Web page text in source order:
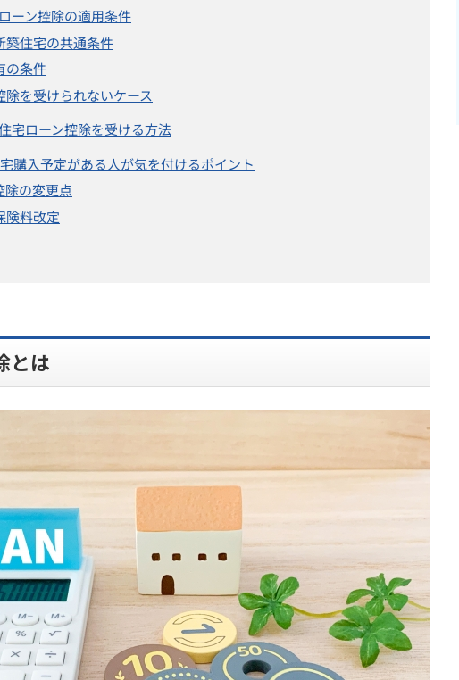
ーン控除の適用条件
築住宅の共通条件
の条件
除を受けられないケース
宅ローン控除を受ける方法
購入予定がある人が気を付けるポイント
除の変更点
険料改定
とは